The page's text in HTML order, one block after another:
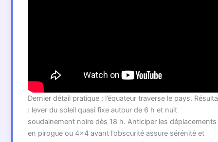
Dernier détail pratique : l’équateur traverse le pays.
: lever du soleil quasi fixe autour de 6 h et nuit
soudainement noire dès 18 h. Anticiper les déplacements
en pirogue ou 4×4 avant l’obscurité assure sérénité et